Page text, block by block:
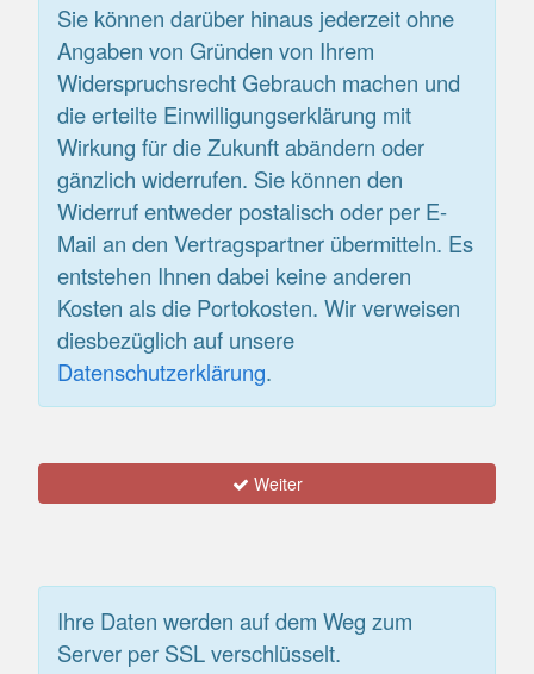
Sie können darüber hinaus jederzeit ohne
Angaben von Gründen von Ihrem
Widerspruchsrecht Gebrauch machen und
die erteilte Einwilligungserklärung mit
Wirkung für die Zukunft abändern oder
gänzlich widerrufen. Sie können den
Widerruf entweder postalisch oder per E-
Mail an den Vertragspartner übermitteln. Es
entstehen Ihnen dabei keine anderen
Kosten als die Portokosten. Wir verweisen
diesbezüglich auf unsere
Datenschutzerklärung.
Weiter
Ihre Daten werden auf dem Weg zum
Server per SSL verschlüsselt.